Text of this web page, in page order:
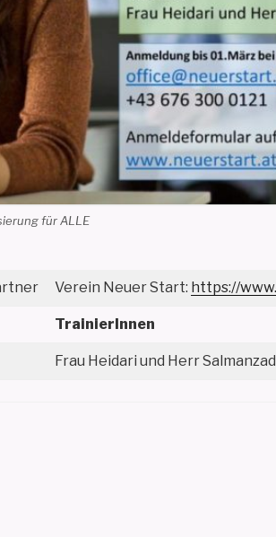
für ALLE
Verein Neuer Start: https://
TrainierInnen
Frau Heidari und Herr